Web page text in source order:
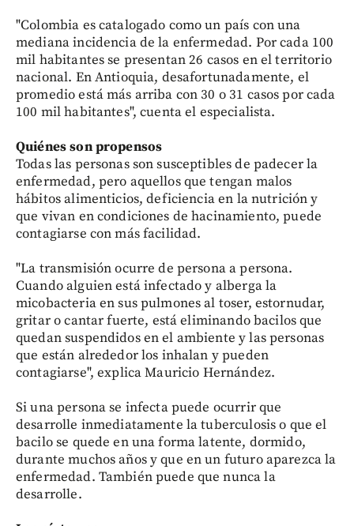
"Colombia es catalogado como un país con una
mediana incidencia de la enfermedad. Por cada 100
mil habitantes se presentan 26 casos en el territorio
nacional. En Antioquia, desafortunadamente, el
promedio está más arriba con 30 o 31 casos por cada
100 mil habitantes", cuenta el especialista.
Quiénes son propensos
Todas las personas son susceptibles de padecer la
enfermedad, pero aquellos que tengan malos
hábitos alimenticios, deficiencia en la nutrición y
que vivan en condiciones de hacinamiento, puede
contagiarse con más facilidad.
"La transmisión ocurre de persona a persona.
Cuando alguien está infectado y alberga la
micobacteria en sus pulmones al toser, estornudar,
gritar o cantar fuerte, está eliminando bacilos que
quedan suspendidos en el ambiente y las personas
que están alrededor los inhalan y pueden
contagiarse", explica Mauricio Hernández.
Si una persona se infecta puede ocurrir que
desarrolle inmediatamente la tuberculosis o que el
bacilo se quede en una forma latente, dormido,
durante muchos años y que en un futuro aparezca la
enfermedad. También puede que nunca la
desarrolle.